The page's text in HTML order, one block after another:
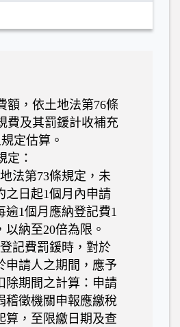
額，依土地法第76條
費及其罰鍰計收補充
定估算。
定：
地法第73條規定，未
之日起1個月內申請
逾1個月應納登記費1
以納至20倍為限。
登記費罰鍰時，對於
申請人之期間，應予
除期間之計算：申請
稽徵機關申報應繳稅
算，至限繳日期及查